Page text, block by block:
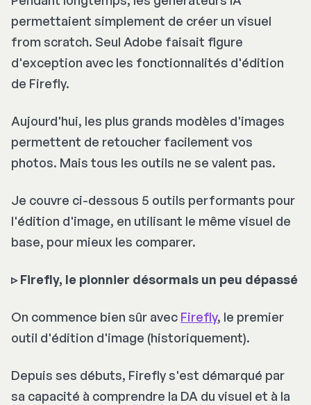
permettaient simplement de créer un visuel
from scratch. Seul Adobe faisait figure
d'exception avec les fonctionnalités d'édition
de Firefly.
Aujourd'hui, les plus grands modèles d'images
permettent de retoucher facilement vos
photos. Mais tous les outils ne se valent pas.
Je couvre ci-dessous 5 outils performants pour
l'édition d'image, en utilisant le même visuel de
base, pour mieux les comparer.
▹ Firefly, le pionnier désormais un peu dépassé
On commence bien sûr avec Firefly, le premier
outil d'édition d'image (historiquement).
Depuis ses débuts, Firefly s'est démarqué par
sa capacité à comprendre la DA du visuel et à la